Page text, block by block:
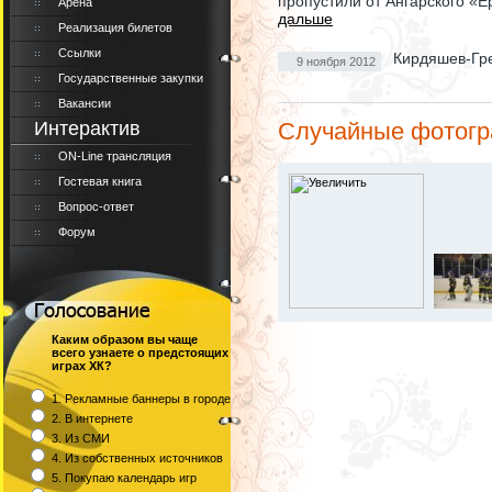
Реализация билетов
Ссылки
Государственные закупки
Вакансии
Интерактив
ON-Line трансляция
Гостевая книга
Вопрос-ответ
Форум
Каким образом вы чаще
всего узнаете о предстоящих
играх ХК?
1. Рекламные баннеры в городе
2. В интернете
3. Из СМИ
4. Из собственных источников
5. Покупаю календарь игр
дальше
9 ноября 2012 Кирдяшев-
Случайные